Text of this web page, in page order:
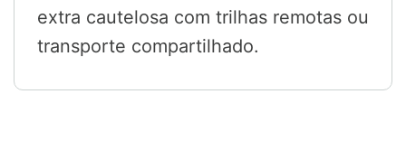
extra cautelosa com trilhas remotas ou
transporte compartilhado.